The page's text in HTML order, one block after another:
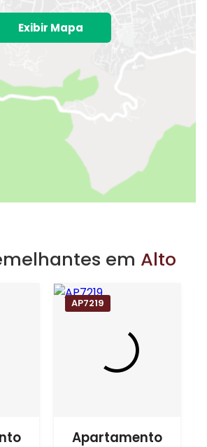
Exibir Mapa
em Alto
AP7219
Apartamento